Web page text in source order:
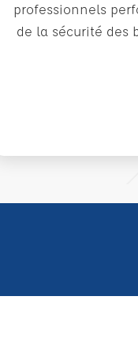
professionnels
de la sécurité des